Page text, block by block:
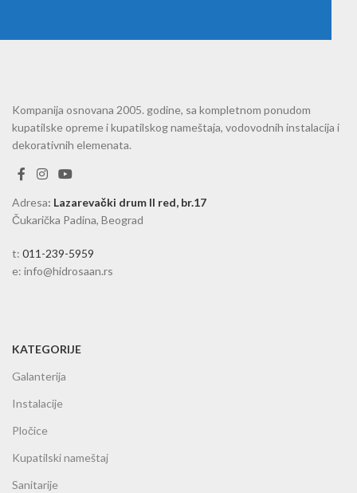
Kompanija osnovana 2005. godine, sa kompletnom ponudom
kupatilske opreme i kupatilskog nameštaja, vodovodnih instalacija i
dekorativnih elemenata.
Adresa: Lazarevački drum II red, br.17
Čukarička Padina, Beograd
t: 011-239-5959
e: info@hidrosaan.rs
KATEGORIJE
Galanterija
Instalacije
Pločice
Kupatilski nameštaj
Sanitarije